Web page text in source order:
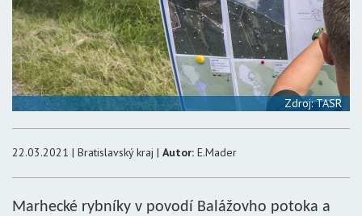
Zdroj: TASR
22.03.2021 | Bratislavský kraj | Autor: E.Mader
Marhecké rybníky v povodí Balážovho potoka a